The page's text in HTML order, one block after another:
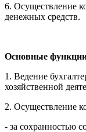
6. Осуществление
денежных средств.
Основные функции
1. Ведение
хозяйственной
2. Осуществление
- за сохранностью